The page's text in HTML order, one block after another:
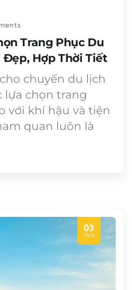
Trang Phục Du
Hợp Thời Tiết
chuyến du lịch
lựa chọn trang
với khí hậu và tiện
quan luôn là
03
TH5